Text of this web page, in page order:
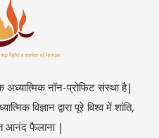
नॉन-प्रोफिट संस्था है|
विज्ञान द्वारा पूरे विश्व में शांति,
आनंद फैलाना |